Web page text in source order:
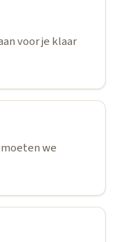
voor je klaar
we